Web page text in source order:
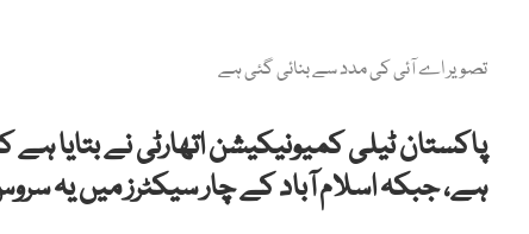
تصویر اے آئی کی مدد سے بنائی گئی ہے
ہے، جبکہ اسلام آباد کے چار سیکٹرز میں یہ